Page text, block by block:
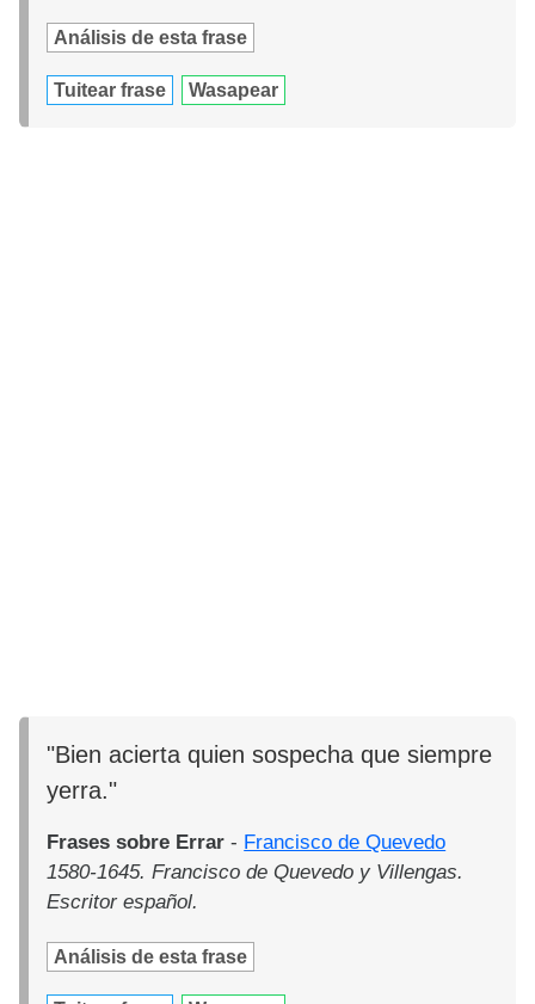
Análisis de esta frase
Tuitear frase Wasapear
"Bien acierta quien sospecha que siempre
yerra."
Frases sobre Errar - Francisco de Quevedo
1580-1645. Francisco de Quevedo y Villengas.
Escritor español.
Análisis de esta frase